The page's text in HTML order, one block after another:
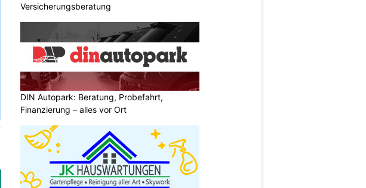
Versicherungsberatung
DIN Autopark: Beratung, Probefahrt,
Finanzierung – alles vor Ort